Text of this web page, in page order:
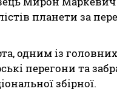
планети за
одним із
перегони та
збірної.